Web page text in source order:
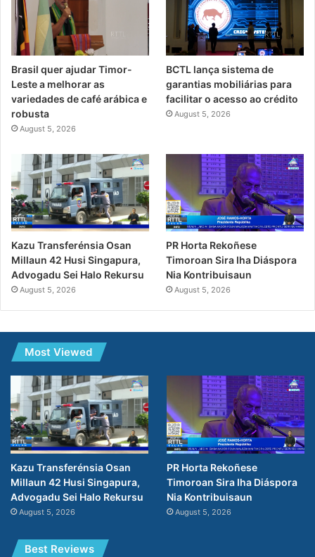
Brasil quer ajudar Timor-
Leste a melhorar as
variedades de café arábica e
robusta
August 5, 2026
BCTL lança sistema de
garantias mobiliárias para
facilitar o acesso ao crédito
August 5, 2026
Kazu Transferénsia Osan
Millaun 42 Husi Singapura,
Advogadu Sei Halo Rekursu
August 5, 2026
PR Horta Rekoñese
Timoroan Sira Iha Diáspora
Nia Kontribuisaun
August 5, 2026
Most Viewed
Kazu Transferénsia Osan
Millaun 42 Husi Singapura,
Advogadu Sei Halo Rekursu
August 5, 2026
PR Horta Rekoñese
Timoroan Sira Iha Diáspora
Nia Kontribuisaun
August 5, 2026
Best Reviews